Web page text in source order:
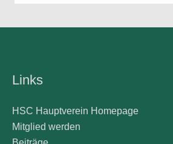
Links
HSC Hauptverein Homepage
Mitglied werden